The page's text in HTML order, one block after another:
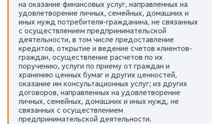
на оказание финансовых услуг, направленных на
удовлетворение личных, семейных, домашних и
иных нужд потребителя-гражданина, не связанных
с осуществлением предпринимательской
деятельности, в том числе предоставление
кредитов, открытие и ведение счетов клиентов-
граждан, осуществление расчетов по их
поручению, услуги по приему от граждан и
хранению ценных бумаг и других ценностей,
оказание им консультационных услуг; из других
договоров, направленных на удовлетворение
личных, семейных, домашних и иных нужд, не
связанных с осуществлением
предпринимательской деятельности.